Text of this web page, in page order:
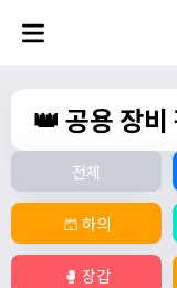
👑 공용 장비
전체
🩳 하의
🥊 장갑